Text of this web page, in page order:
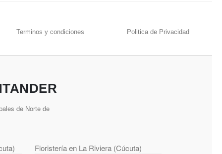
Terminos y condiciones Politica de Privacidad
de Norte de
Floristería en La Riviera (Cúcuta)